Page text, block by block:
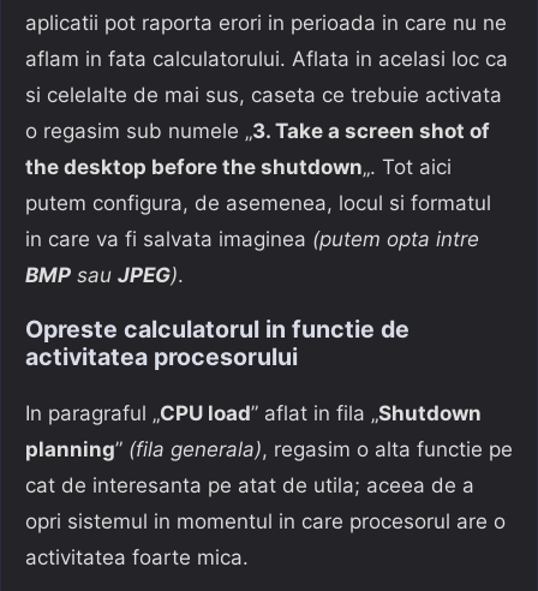
aplicatii pot raporta erori in perioada in care nu ne
aflam in fata calculatorului. Aflata in acelasi loc ca
si celelalte de mai sus, caseta ce trebuie activata
o regasim sub numele „3. Take a screen shot of
the desktop before the shutdown„. Tot aici
putem configura, de asemenea, locul si formatul
in care va fi salvata imaginea (putem opta intre
BMP sau JPEG).
Opreste calculatorul in functie de
activitatea procesorului
In paragraful „CPU load” aflat in fila „Shutdown
planning” (fila generala), regasim o alta functie pe
cat de interesanta pe atat de utila; aceea de a
opri sistemul in momentul in care procesorul are o
activitatea foarte mica.